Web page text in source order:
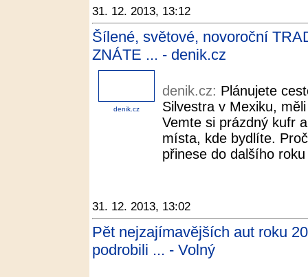
31. 12. 2013, 13:12
Šílené, světové, novoroční
ZNÁTE ... - denik.cz
denik.cz
denik.cz: Plánujete
Silvestra v Mexiku,
Vemte si prázdný kufr
místa, kde bydlíte.
přinese do dalšího
31. 12. 2013, 13:02
Pět nejzajímavějších aut roku
podrobili ... - Volný